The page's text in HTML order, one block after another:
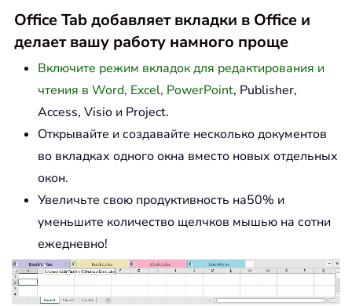
Office Tab добавляет вкладки в Office и
делает вашу работу намного проще
Включите режим вкладок для редактирования и
чтения в Word, Excel, PowerPoint, Publisher,
Access, Visio и Project.
Открывайте и создавайте несколько документов
во вкладках одного окна вместо новых отдельных
окон.
Увеличьте свою продуктивность на50% и
уменьшите количество щелчков мышью на сотни
ежедневно!